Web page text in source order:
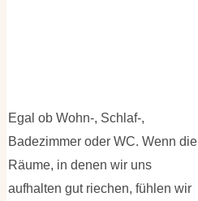
Egal ob Wohn-, Schlaf-,
Badezimmer oder WC. Wenn die
Räume, in denen wir uns
aufhalten gut riechen, fühlen wir